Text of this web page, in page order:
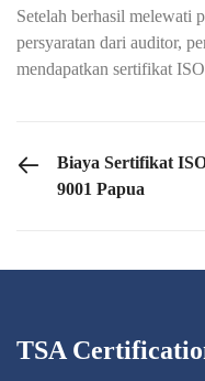
Setelah berhasil melewati
persyaratan dari auditor,
mendapatkan sertifikat
PREVIOUS POST
Biaya Sertifikat
9001 Papua
TSA